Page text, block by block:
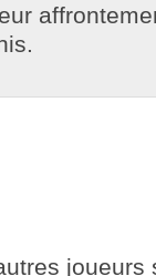
joueurs